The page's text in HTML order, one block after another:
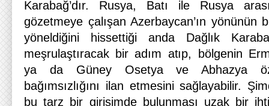
Karabağ’dır. Rusya, Batı ile Rusya
gözetmeye çalışan Azerbaycan’ın yönünün
yöneldiğini hissettiği anda Dağlık
meşrulaştıracak bir adım atıp, bölgenin
ya da Güney Osetya ve Abhazya
bağımsızlığını ilan etmesini sağlayabilir.
bu tarz bir girişimde bulunması uzak bir